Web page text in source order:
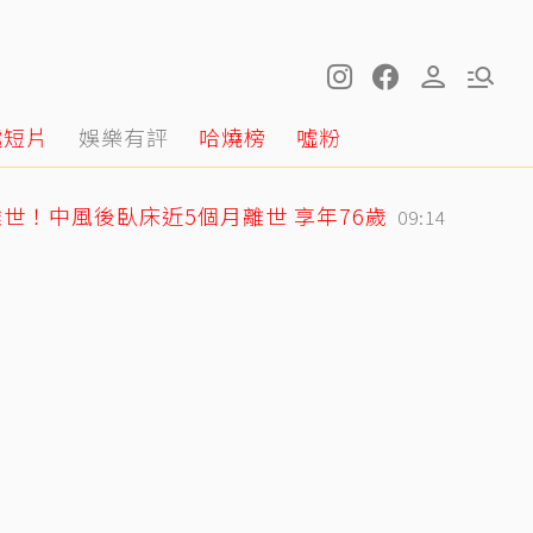
片 娛樂有評 哈燒榜 噓粉
！中風後臥床近5個月離世 享年76歲 09:14